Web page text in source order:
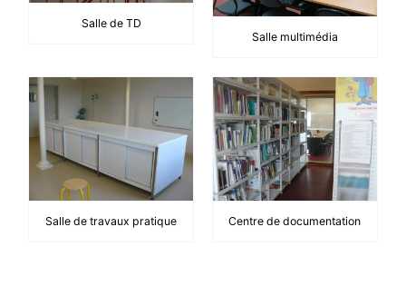
Salle de TD
Salle multimédia
Salle de travaux pratique Centre de documentation